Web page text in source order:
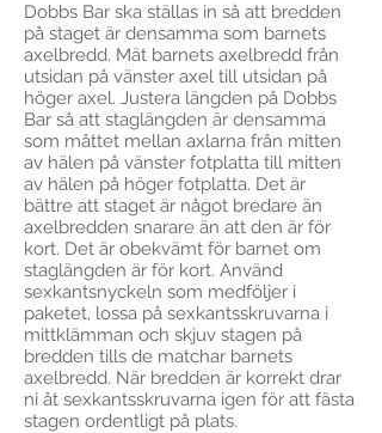
Dobbs Bar ska ställas in så att bredden
på staget är densamma som barnets
axelbredd. Mät barnets axelbredd från
utsidan på vänster axel till utsidan på
höger axel. Justera längden på Dobbs
Bar så att staglängden är densamma
som måttet mellan axlarna från mitten
av hälen på vänster fotplatta till mitten
av hälen på höger fotplatta. Det är
bättre att staget är något bredare än
axelbredden snarare än att den är för
kort. Det är obekvämt för barnet om
staglängden är för kort. Använd
sexkantsnyckeln som medföljer i
paketet, lossa på sexkantsskruvarna i
mittklämman och skjuv stagen på
bredden tills de matchar barnets
axelbredd. När bredden är korrekt drar
ni åt sexkantsskruvarna igen för att fästa
stagen ordentligt på plats.